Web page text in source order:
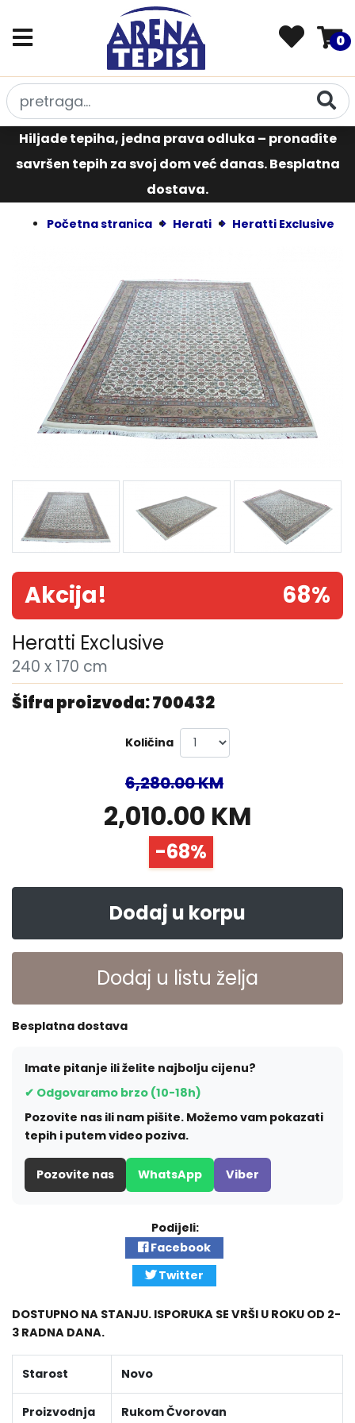
0
Hiljade tepiha, jedna prava odluka – pronađite
savršen tepih za svoj dom već danas. Besplatna
dostava.
Početna stranica Herati Heratti Exclusive
Akcija! 68%
Heratti Exclusive
240 x 170 cm
Šifra proizvoda: 700432
Količina
6,280.00 KM
2,010.00 KM
-68%
Dodaj u korpu
Dodaj u listu želja
Besplatna dostava
Imate pitanje ili želite najbolju cijenu?
✔ Odgovaramo brzo (10-18h)
Pozovite nas ili nam pišite. Možemo vam pokazati
tepih i putem video poziva.
Pozovite nas WhatsApp Viber
Podijeli:
Facebook
Twitter
DOSTUPNO NA STANJU. ISPORUKA SE VRŠI U ROKU OD 2-
3 RADNA DANA.
Starost Novo
Proizvodnja Rukom Čvorovan